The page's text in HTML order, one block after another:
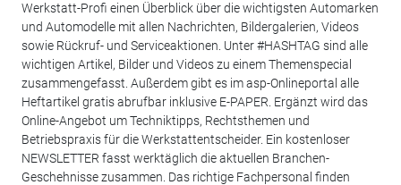
Werkstatt-Profi einen Überblick über die wichtigsten Automarken
und Automodelle mit allen Nachrichten, Bildergalerien, Videos
sowie Rückruf- und Serviceaktionen. Unter #HASHTAG sind alle
wichtigen Artikel, Bilder und Videos zu einem Themenspecial
zusammengefasst. Außerdem gibt es im asp-Onlineportal alle
Heftartikel gratis abrufbar inklusive E-PAPER. Ergänzt wird das
Online-Angebot um Techniktipps, Rechtsthemen und
Betriebspraxis für die Werkstattentscheider. Ein kostenloser
NEWSLETTER fasst werktäglich die aktuellen Branchen-
Geschehnisse zusammen. Das richtige Fachpersonal finden